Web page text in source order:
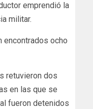
emprendió la
militar.
encontrados ocho
retuvieron dos
en las que se
fueron detenidos